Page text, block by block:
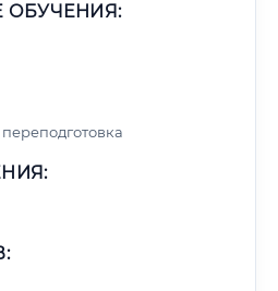
ОБУЧЕНИЯ: